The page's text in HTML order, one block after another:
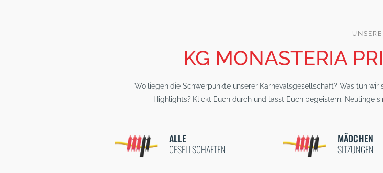
KG MONASTERIA
Wo liegen die Schwerpunkte unserer Karnevalsgesellschaft? Was tun
Highlights? Klickt Euch durch und lasst Euch begeistern. Neulinge
ALLE
GESELLSCHAFTEN
MÄDCHEN
SITZUNGEN